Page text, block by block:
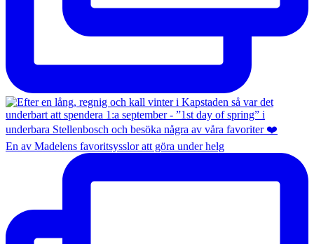
En av Madelens favoritsysslor att göra under helg